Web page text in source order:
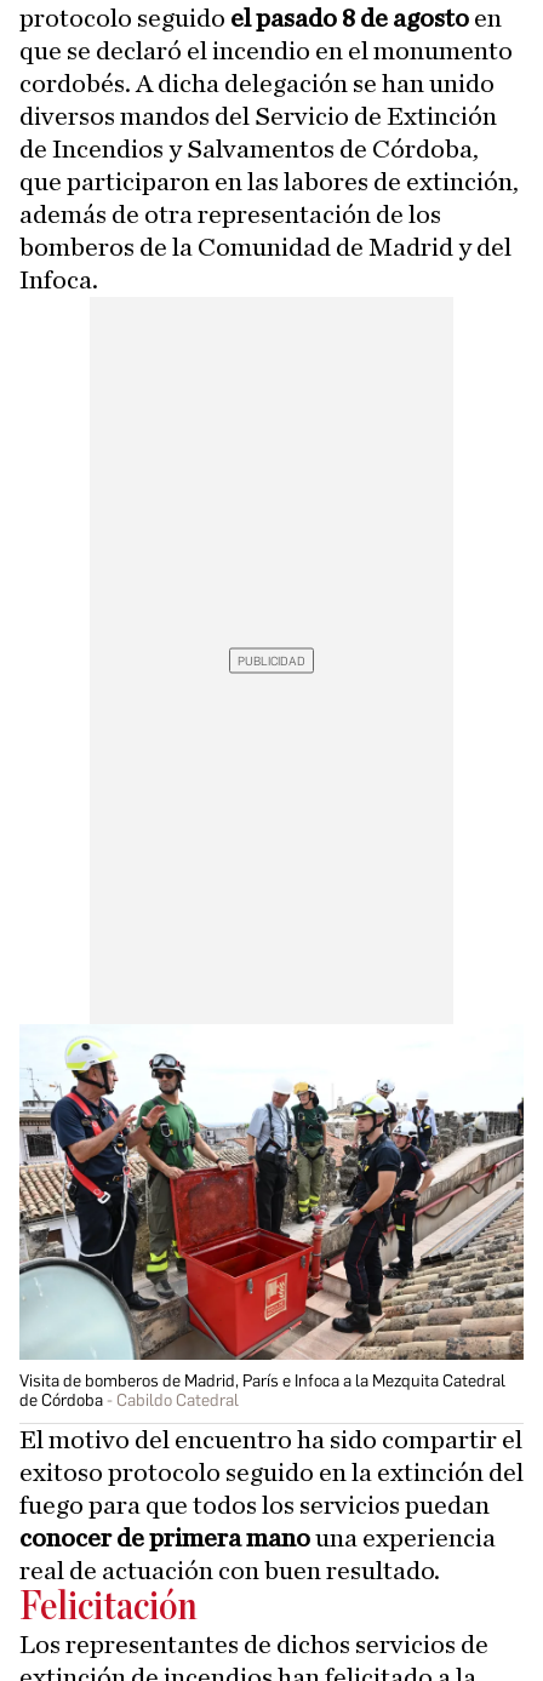
protocolo seguido el pasado 8 de agosto en
que se declaró el incendio en el monumento
cordobés. A dicha delegación se han unido
diversos mandos del Servicio de Extinción
de Incendios y Salvamentos de Córdoba,
que participaron en las labores de extinción,
además de otra representación de los
bomberos de la Comunidad de Madrid y del
Infoca.
Visita de bomberos de Madrid, París e Infoca a la Mezquita Catedral
de Córdoba
Cabildo Catedral
El motivo del encuentro ha sido compartir el
exitoso protocolo seguido en la extinción del
fuego para que todos los servicios puedan
conocer de primera manouna experiencia
real de actuación con buen resultado.
Felicitación
Los representantes de dichos servicios de